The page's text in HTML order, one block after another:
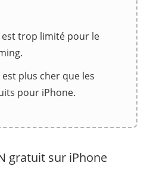
trop limité pour le
plus cher que les
pour iPhone.
gratuit sur iPhone